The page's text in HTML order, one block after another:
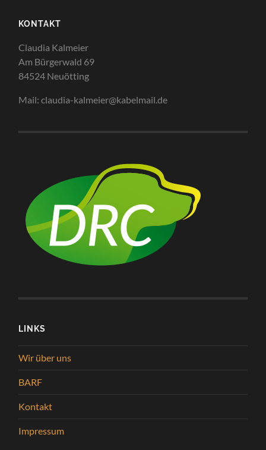
KONTAKT
Claudia Kalmeier
Am Bürgerwald 69
84524 Neuötting
Mail: claudia-kalmeier@kabelmail.de
LINKS
Wir über uns
BARF
Kontakt
Impressum